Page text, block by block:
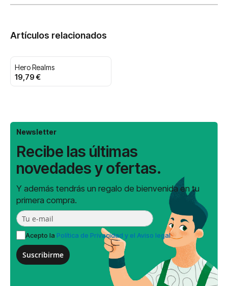
Artículos relacionados
Hero Realms
19,79 €
Newsletter
Recibe las últimas
novedades y ofertas.
Y además tendrás un regalo de bienvenida en tu
primera compra.
Acepto la Política de Privacidad y el Aviso legal
Suscribirme